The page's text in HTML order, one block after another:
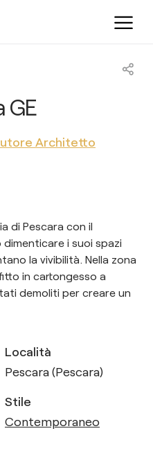
GE
Architetto
di Pescara con il
i suoi spazi
la vivibilità. Nella zona
in cartongesso a
demoliti per creare un
Località
Pescara (Pescara)
Stile
Contemporaneo